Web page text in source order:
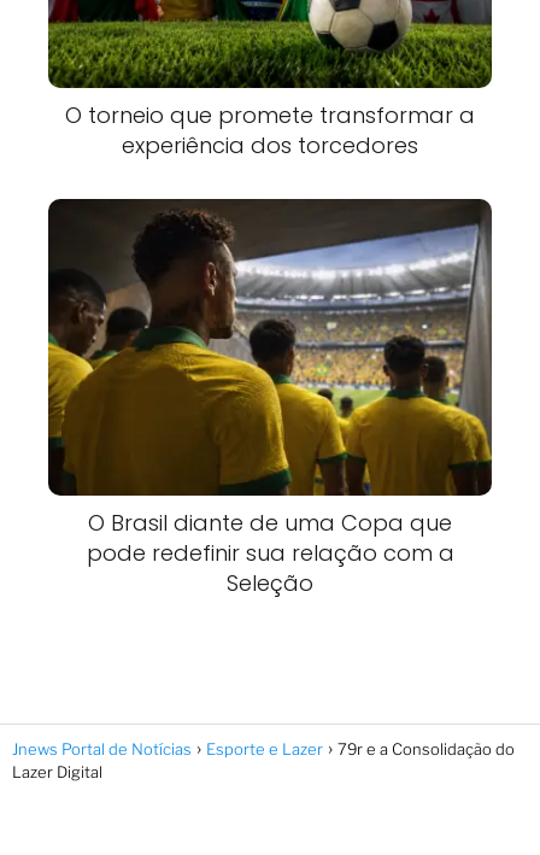
O torneio que promete transformar a
experiência dos torcedores
O Brasil diante de uma Copa que
pode redefinir sua relação com a
Seleção
Jnews Portal de Notícias Esporte e Lazer
79r e a Consolidação do
Lazer Digital